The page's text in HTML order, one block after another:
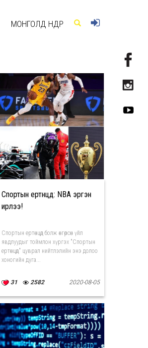
МОНГОЛД ӨНӨӨДӨР
Спортын ертөнцөд: NBA эргэн
ирлээ!
Спортын ертөнцөд болж өнгөрсөн үйл
явдлуудыг тоймлон хүргэх "Спортын
ертөнцөд" цуврал нийтлэлийн энэ долоо
хоногийн дуга...
31 2582 2020-08-05